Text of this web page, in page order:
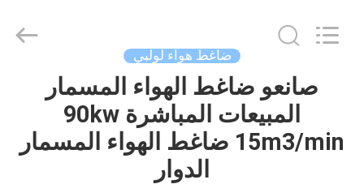
المنتجات
Technology
ضاغط هواء لولبي
صانعو ضاغط الهواء المسمار
المبيعات المباشرة 90kw
15m3/min ضاغط الهواء المسمار
الدوار